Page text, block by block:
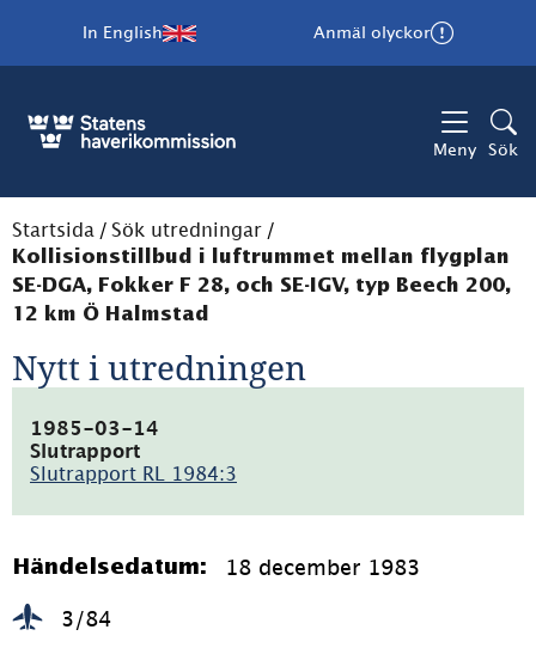
In English Anmäl olyckor
Meny Sök
Startsida / Sök utredningar /
Kollisionstillbud i luftrummet mellan flygplan
SE-DGA, Fokker F 28, och SE-IGV, typ Beech 200,
12 km Ö Halmstad
Nytt i utredningen
1985-03-14
Slutrapport
Slutrapport RL 1984:3
7.9MB)
Händelsedatum: 18 december 1983
3/84